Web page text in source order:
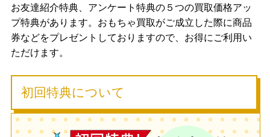
お友達紹介特典、アンケート特典の５つの買取価格アッ
プ特典があります。おもちゃ買取がご成立した際に商品
券などをプレゼントしておりますので、お得にご利用い
ただけます。
初回特典について